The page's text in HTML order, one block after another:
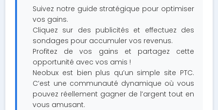
Suivez notre guide stratégique pour optimiser
vos gains.
Cliquez sur des publicités et effectuez des
sondages pour accumuler vos revenus.
Profitez de vos gains et partagez cette
opportunité avec vos amis !
Neobux est bien plus qu’un simple site PTC.
C’est une communauté dynamique où vous
pouvez réellement gagner de l’argent tout en
vous amusant.